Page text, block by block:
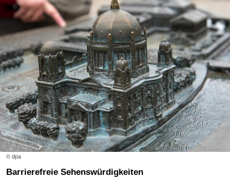
© dpa
Barrierefreie Sehenswürdigkeiten